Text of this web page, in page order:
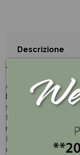
Descrizione
Angelo in preghiera
bianca con ali
sonno, vestiti di un
traforato per
nell'ambiente.
di luce soffusa la